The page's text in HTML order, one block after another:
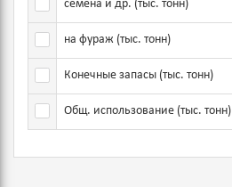
Выбрать показатель
семена и др. (тыс. тонн)
Выбрать показатель
на фураж (тыс. тонн)
Выбрать показатель
Конечные запасы (тыс. тонн)
Выбрать показатель
Общ. использование (тыс. тонн)